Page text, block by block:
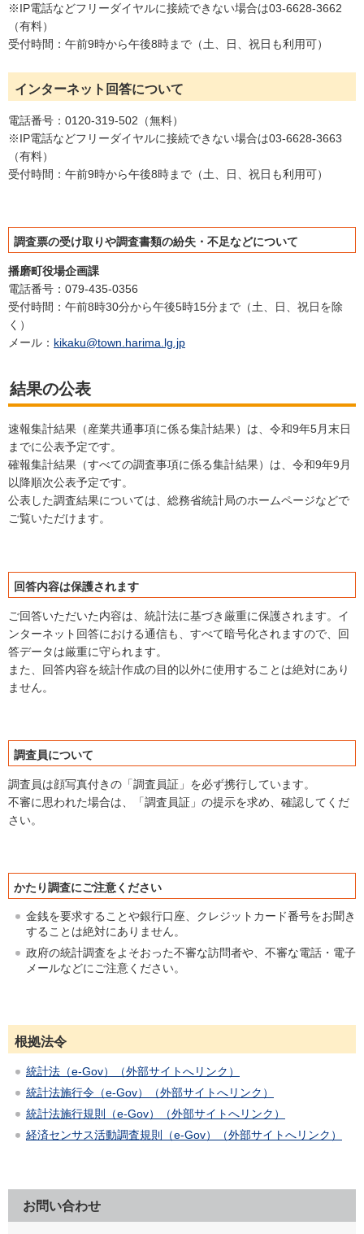
※IP電話などフリーダイヤルに接続できない場合は03-6628-3662
（有料）
受付時間：午前9時から午後8時まで（土、日、祝日も利用可）
インターネット回答について
電話番号：0120-319-502（無料）
※IP電話などフリーダイヤルに接続できない場合は03-6628-3663
（有料）
受付時間：午前9時から午後8時まで（土、日、祝日も利用可）
調査票の受け取りや調査書類の紛失・不足などについて
播磨町役場企画課
電話番号：079-435-0356
受付時間：午前8時30分から午後5時15分まで（土、日、祝日を除
く）
メール： kikaku@town.harima.lg.jp
結果の公表
速報集計結果（産業共通事項に係る集計結果）は、令和9年5月末日
までに公表予定です。
確報集計結果（すべての調査事項に係る集計結果）は、令和9年9月
以降順次公表予定です。
公表した調査結果については、総務省統計局のホームページなどで
ご覧いただけます。
回答内容は保護されます
ご回答いただいた内容は、統計法に基づき厳重に保護されます。イ
ンターネット回答における通信も、すべて暗号化されますので、回
答データは厳重に守られます。
また、回答内容を統計作成の目的以外に使用することは絶対にあり
ません。
調査員について
調査員は顔写真付きの「調査員証」を必ず携行しています。
不審に思われた場合は、「調査員証」の提示を求め、確認してくだ
さい。
かたり調査にご注意ください
金銭を要求することや銀行口座、クレジットカード番号をお聞き
することは絶対にありません。
政府の統計調査をよそおった不審な訪問者や、不審な電話・電子
メールなどにご注意ください。
根拠法令
統計法（e-Gov）（外部サイトへリンク）
統計法施行令（e-Gov）（外部サイトへリンク）
統計法施行規則（e-Gov）（外部サイトへリンク）
経済センサス活動調査規則（e-Gov）（外部サイトへリンク）
お問い合わせ